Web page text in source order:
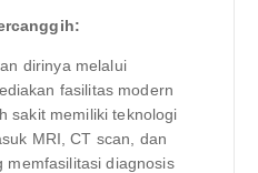
dirinya melalui
fasilitas modern
sakit memiliki teknologi
MRI, CT scan, dan
memfasilitasi diagnosis